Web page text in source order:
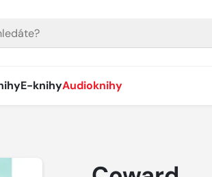
E-knihyAudioknihy